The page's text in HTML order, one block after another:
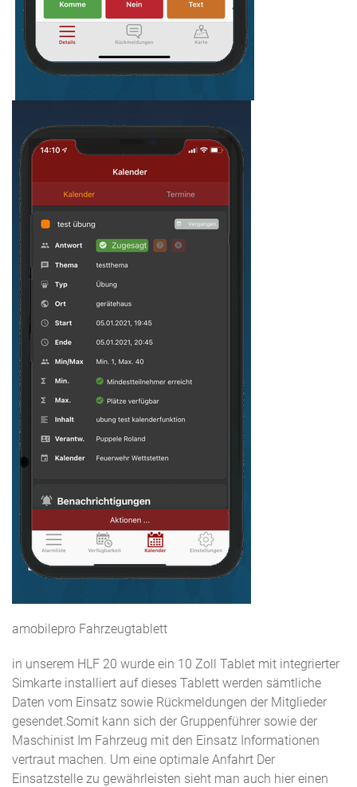
amobilepro Fahrzeugtablett
in unserem HLF 20 wurde ein 10 Zoll Tablet mit integrierter
Simkarte installiert auf dieses Tablett werden sämtliche
Daten vom Einsatz sowie Rückmeldungen der Mitglieder
gesendet.Somit kann sich der Gruppenführer sowie der
Maschinist Im Fahrzeug mit den Einsatz Informationen
vertraut machen. Um eine optimale Anfahrt Der
Einsatzstelle zu gewährleisten sieht man auch hier einen